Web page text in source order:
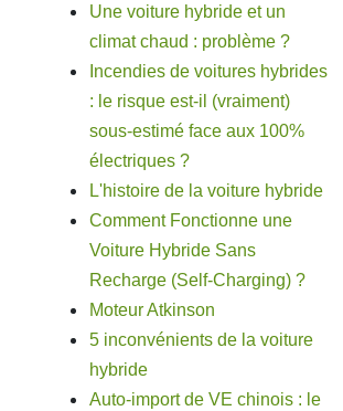
Une voiture hybride et un
climat chaud : problème ?
Incendies de voitures hybrides
: le risque est-il (vraiment)
sous-estimé face aux 100%
électriques ?
L'histoire de la voiture hybride
Comment Fonctionne une
Voiture Hybride Sans
Recharge (Self-Charging) ?
Moteur Atkinson
5 inconvénients de la voiture
hybride
Auto-import de VE chinois : le